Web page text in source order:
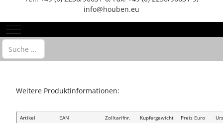
info@houben.eu
Mobile Menu Toggle
Suchen
Weitere Produktinformationen:
Artikel EAN Zolltarifnr. Kupfergewicht Preis Euro